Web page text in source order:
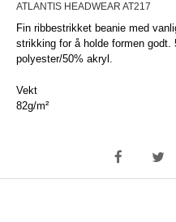
ATLANTIS HEADWEAR AT217
Fin ribbestrikket beanie med
strikking for å holde formen
polyester/50% akryl.
Vekt
82g/m²